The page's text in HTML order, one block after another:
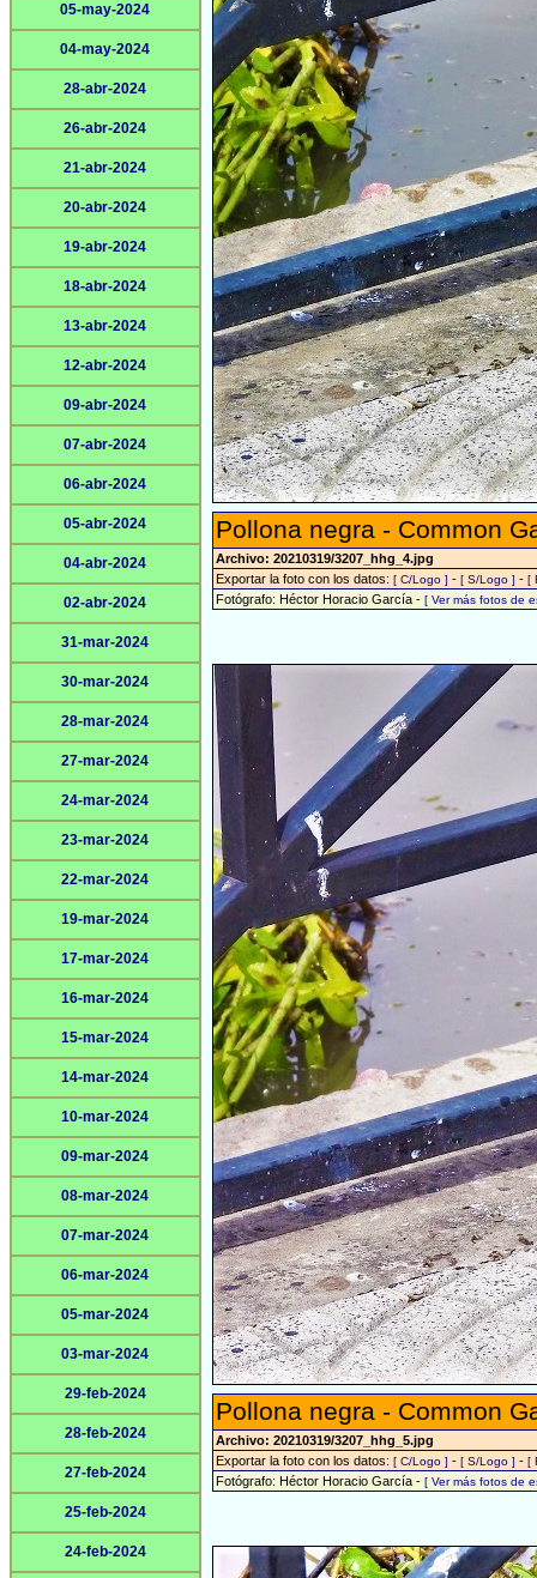
05-may-2024
04-may-2024
28-abr-2024
26-abr-2024
21-abr-2024
20-abr-2024
19-abr-2024
18-abr-2024
13-abr-2024
12-abr-2024
09-abr-2024
07-abr-2024
06-abr-2024
05-abr-2024
04-abr-2024
02-abr-2024
31-mar-2024
30-mar-2024
28-mar-2024
27-mar-2024
24-mar-2024
23-mar-2024
22-mar-2024
19-mar-2024
17-mar-2024
16-mar-2024
15-mar-2024
14-mar-2024
10-mar-2024
09-mar-2024
08-mar-2024
07-mar-2024
06-mar-2024
05-mar-2024
03-mar-2024
29-feb-2024
28-feb-2024
27-feb-2024
25-feb-2024
24-feb-2024
Pollona negra - Common
Archivo: 20210319/3207_hhg_4.jpg
Exportar la foto con los datos: [ C/Logo ] - [ S/Logo ] - [
Fotógrafo: Héctor Horacio García - [ Ver más fotos de
Pollona negra - Common
Archivo: 20210319/3207_hhg_5.jpg
Exportar la foto con los datos: [ C/Logo ] - [ S/Logo ] - [
Fotógrafo: Héctor Horacio García - [ Ver más fotos de